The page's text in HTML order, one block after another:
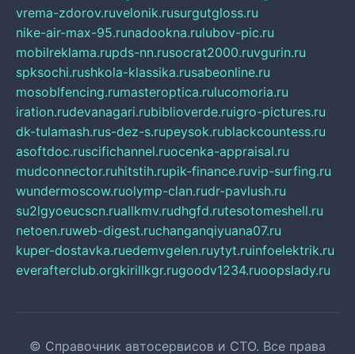
vrema-zdorov.ruvelonik.rusurgutgloss.ru
nike-air-max-95.runadookna.rulubov-pic.ru
mobilreklama.rupds-nn.rusocrat2000.ruvgurin.ru
spksochi.rushkola-klassika.rusabeonline.ru
mosoblfencing.rumasteroptica.rulucomoria.ru
iration.rudevanagari.rubiblioverde.ruigro-pictures.ru
dk-tulamash.rus-dez-s.rupeysok.rublackcountess.ru
asoftdoc.ruscifichannel.ruocenka-appraisal.ru
mudconnector.ruhitstih.rupik-finance.ruvip-surfing.ru
wundermoscow.ruolymp-clan.rudr-pavlush.ru
su2lgyoeucscn.ruallkmv.rudhgfd.rutesotomeshell.ru
netoen.ruweb-digest.ruchanganqiyuana07.ru
kuper-dostavka.ruedemvgelen.ruytyt.ruinfoelektrik.ru
everafterclub.orgkirillkgr.rugoodv1234.ruoopslady.ru
© Справочник автосервисов и СТО. Все права